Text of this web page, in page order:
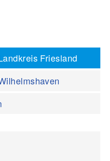
Friesland